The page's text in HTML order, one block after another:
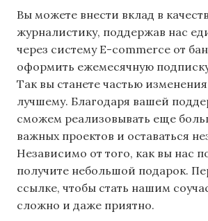
Вы можете внести вклад в
журналистику, поддержав нас
через систему E-commerce от
оформить ежемесячную
Так вы станете частью
лучшему. Благодаря вашей
сможем реализовывать еще
важных проектов и оставаться
Независимо от того, как вы нас
получите небольшой подарок.
ссылке, чтобы стать нашим
сложно и даже приятно.